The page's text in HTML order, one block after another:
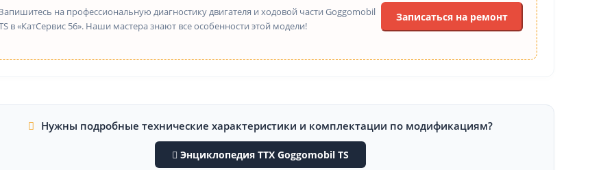
на профессиональную диагностику двигателя и ходовой части Goggomobil
в «КатСервис 56». Наши мастера знают все особенности этой модели!
Записаться на ремонт
Нужны подробные технические характеристики и комплектации по модификациям?
Энциклопедия ТТХ Goggomobil TS